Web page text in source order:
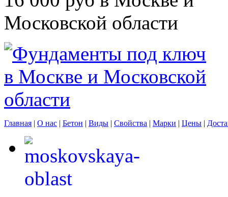
Главная | О нас | Бетон | Виды | Свойства | Марки | Цены |